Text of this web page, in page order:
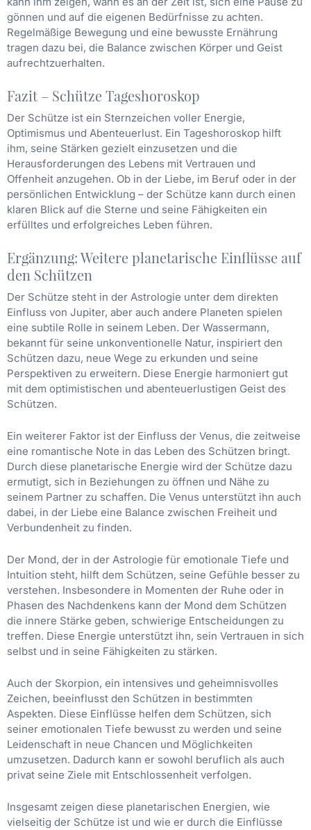
gönnen und auf die eigenen Bedürfnisse zu achten.
Regelmäßige Bewegung und eine bewusste Ernährung
tragen dazu bei, die Balance zwischen Körper und Geist
aufrechtzuerhalten.
Fazit – Schütze Tageshoroskop
Der Schütze ist ein Sternzeichen voller Energie,
Optimismus und Abenteuerlust. Ein Tageshoroskop hilft
ihm, seine Stärken gezielt einzusetzen und die
Herausforderungen des Lebens mit Vertrauen und
Offenheit anzugehen. Ob in der Liebe, im Beruf oder in der
persönlichen Entwicklung – der Schütze kann durch einen
klaren Blick auf die Sterne und seine Fähigkeiten ein
erfülltes und erfolgreiches Leben führen.
Ergänzung: Weitere planetarische Einflüsse auf
den Schützen
Der Schütze steht in der Astrologie unter dem direkten
Einfluss von Jupiter, aber auch andere Planeten spielen
eine subtile Rolle in seinem Leben. Der Wassermann,
bekannt für seine unkonventionelle Natur, inspiriert den
Schützen dazu, neue Wege zu erkunden und seine
Perspektiven zu erweitern. Diese Energie harmoniert gut
mit dem optimistischen und abenteuerlustigen Geist des
Schützen.
Ein weiterer Faktor ist der Einfluss der Venus, die zeitweise
eine romantische Note in das Leben des Schützen bringt.
Durch diese planetarische Energie wird der Schütze dazu
ermutigt, sich in Beziehungen zu öffnen und Nähe zu
seinem Partner zu schaffen. Die Venus unterstützt ihn auch
dabei, in der Liebe eine Balance zwischen Freiheit und
Verbundenheit zu finden.
Der Mond, der in der Astrologie für emotionale Tiefe und
Intuition steht, hilft dem Schützen, seine Gefühle besser zu
verstehen. Insbesondere in Momenten der Ruhe oder in
Phasen des Nachdenkens kann der Mond dem Schützen
die innere Stärke geben, schwierige Entscheidungen zu
treffen. Diese Energie unterstützt ihn, sein Vertrauen in sich
selbst und in seine Fähigkeiten zu stärken.
Auch der Skorpion, ein intensives und geheimnisvolles
Zeichen, beeinflusst den Schützen in bestimmten
Aspekten. Diese Einflüsse helfen dem Schützen, sich
seiner emotionalen Tiefe bewusst zu werden und seine
Leidenschaft in neue Chancen und Möglichkeiten
umzusetzen. Dadurch kann er sowohl beruflich als auch
privat seine Ziele mit Entschlossenheit verfolgen.
Insgesamt zeigen diese planetarischen Energien, wie
vielseitig der Schütze ist und wie er durch die Einflüsse